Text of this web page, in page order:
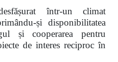
într-un climat
și disponibilitatea
și cooperarea pentru
de interes reciproc în